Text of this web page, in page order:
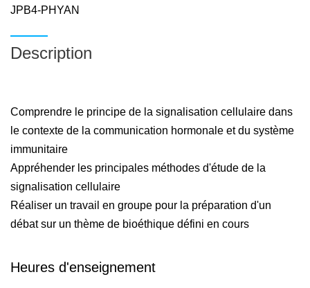
JPB4-PHYAN
Description
Comprendre le principe de la signalisation cellulaire dans
le contexte de la communication hormonale et du système
immunitaire
Appréhender les principales méthodes d'étude de la
signalisation cellulaire
Réaliser un travail en groupe pour la préparation d'un
débat sur un thème de bioéthique défini en cours
Heures d'enseignement